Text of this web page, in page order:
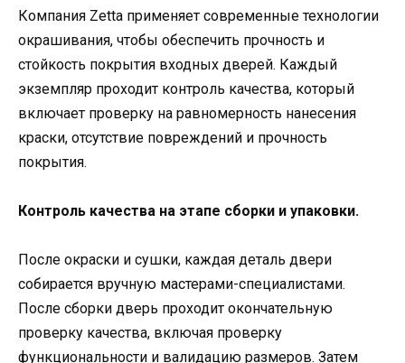
Компания Zetta применяет современные технологии
окрашивания, чтобы обеспечить прочность и
стойкость покрытия входных дверей. Каждый
экземпляр проходит контроль качества, который
включает проверку на равномерность нанесения
краски, отсутствие повреждений и прочность
покрытия.
Контроль качества на этапе сборки и упаковки.
После окраски и сушки, каждая деталь двери
собирается вручную мастерами-специалистами.
После сборки дверь проходит окончательную
проверку качества, включая проверку
функциональности и валидацию размеров. Затем